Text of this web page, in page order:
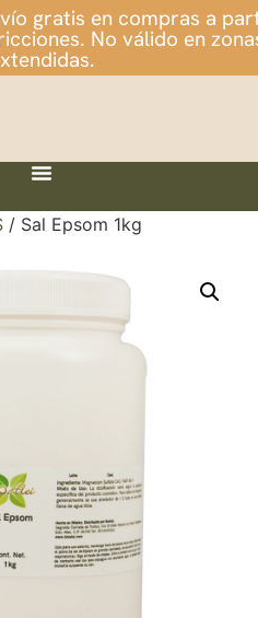
gratis en compras a
No válido en
/ Sal Epsom 1kg